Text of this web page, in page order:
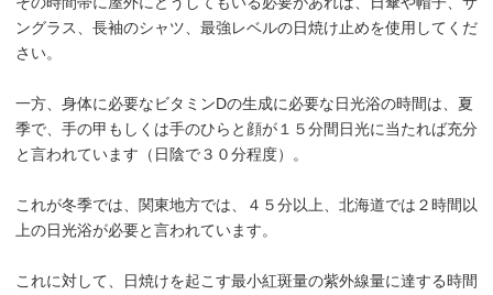
ングラス、長袖のシャツ、最強レベルの日焼け止めを使用してくだ
さい。
一方、身体に必要なビタミンDの生成に必要な日光浴の時間は、夏
季で、手の甲もしくは手のひらと顔が１５分間日光に当たれば充分
と言われています（日陰で３０分程度）。
これが冬季では、関東地方では、４５分以上、北海道では２時間以
上の日光浴が必要と言われています。
これに対して、日焼けを起こす最小紅斑量の紫外線量に達する時間